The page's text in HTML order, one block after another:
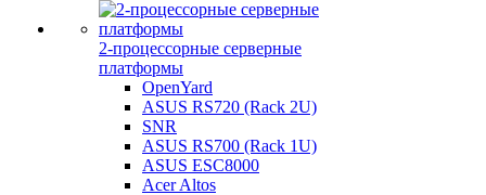
2-процессорные серверные
платформы
OpenYard
ASUS RS720 (Rack 2U)
SNR
ASUS RS700 (Rack 1U)
ASUS ESC8000
Acer Altos